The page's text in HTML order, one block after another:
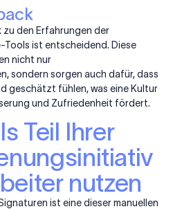
zu den Erfahrungen der
ist entscheidend. Diese
nicht nur
sondern sorgen auch dafür, dass
geschätzt fühlen, was eine Kultur
und Zufriedenheit fördert.
Teil Ihrer
nutzen
ist eine dieser manuellen